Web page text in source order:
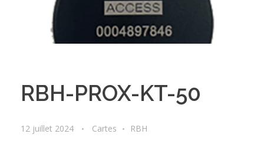
RBH-PROX-KT-50
12 juillet 2024 Cartes RBH